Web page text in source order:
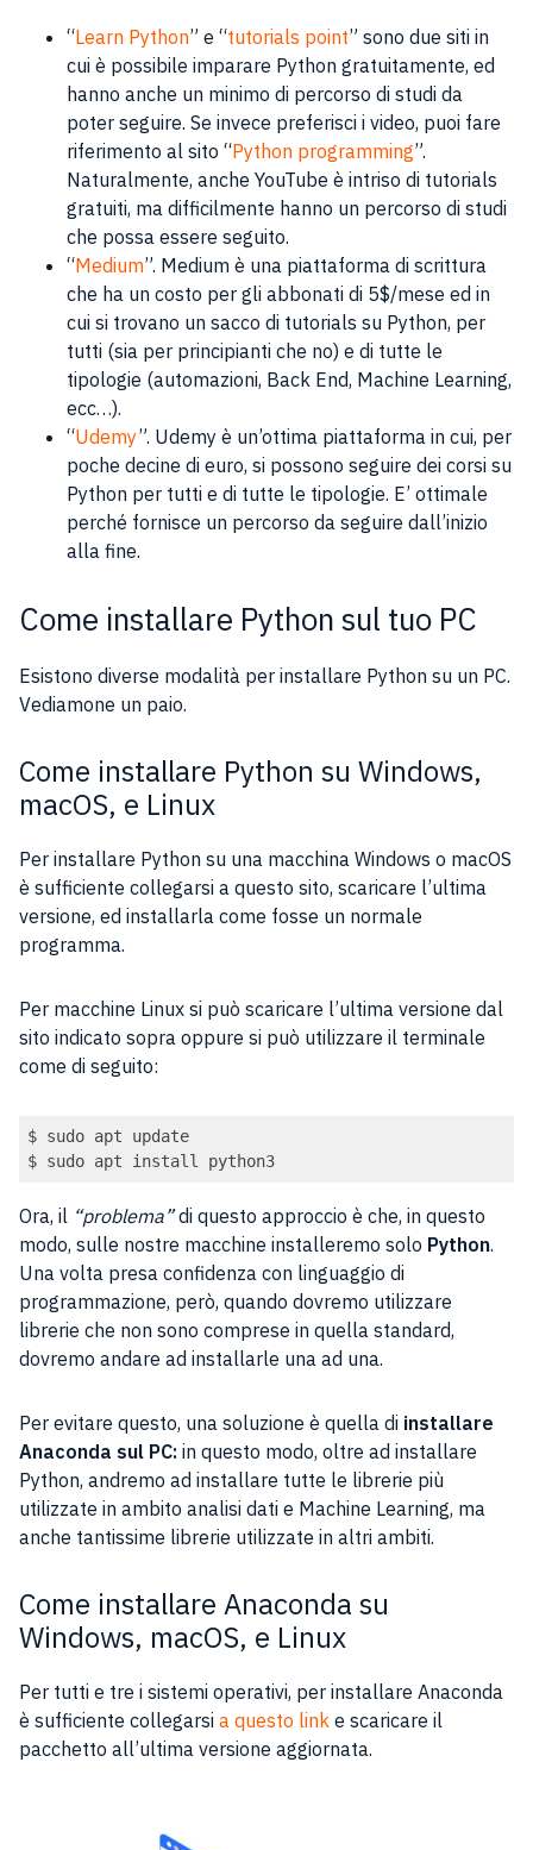
“Learn Python” e “tutorials point” sono due siti in
cui è possibile imparare Python gratuitamente, ed
hanno anche un minimo di percorso di studi da
poter seguire. Se invece preferisci i video, puoi fare
riferimento al sito “Python programming”.
Naturalmente, anche YouTube è intriso di tutorials
gratuiti, ma difficilmente hanno un percorso di studi
che possa essere seguito.
“Medium”. Medium è una piattaforma di scrittura
che ha un costo per gli abbonati di 5$/mese ed in
cui si trovano un sacco di tutorials su Python, per
tutti (sia per principianti che no) e di tutte le
tipologie (automazioni, Back End, Machine Learning,
ecc…).
“Udemy”. Udemy è un’ottima piattaforma in cui, per
poche decine di euro, si possono seguire dei corsi su
Python per tutti e di tutte le tipologie. E’ ottimale
perché fornisce un percorso da seguire dall’inizio
alla fine.
Come installare Python sul tuo PC
Esistono diverse modalità per installare Python su un PC.
Vediamone un paio.
Come installare Python su Windows,
macOS, e Linux
Per installare Python su una macchina Windows o macOS
è sufficiente collegarsi a questo sito, scaricare l’ultima
versione, ed installarla come fosse un normale
programma.
Per macchine Linux si può scaricare l’ultima versione dal
sito indicato sopra oppure si può utilizzare il terminale
come di seguito:
$ sudo apt update
$ sudo apt install python3
Ora, il “problema”di questo approccio è che, in questo
modo, sulle nostre macchine installeremo solo Python.
Una volta presa confidenza con linguaggio di
programmazione, però, quando dovremo utilizzare
librerie che non sono comprese in quella standard,
dovremo andare ad installarle una ad una.
Per evitare questo, una soluzione è quella di installare
Anaconda sul PC: in questo modo, oltre ad installare
Python, andremo ad installare tutte le librerie più
utilizzate in ambito analisi dati e Machine Learning, ma
anche tantissime librerie utilizzate in altri ambiti.
Come installare Anaconda su
Windows, macOS, e Linux
Per tutti e tre i sistemi operativi, per installare Anaconda
è sufficiente collegarsi a questo link e scaricare il
pacchetto all’ultima versione aggiornata.